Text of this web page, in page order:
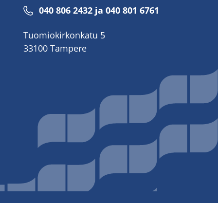
040 806 2432 ja 040 801 6761
Tuomiokirkonkatu 5
33100 Tampere